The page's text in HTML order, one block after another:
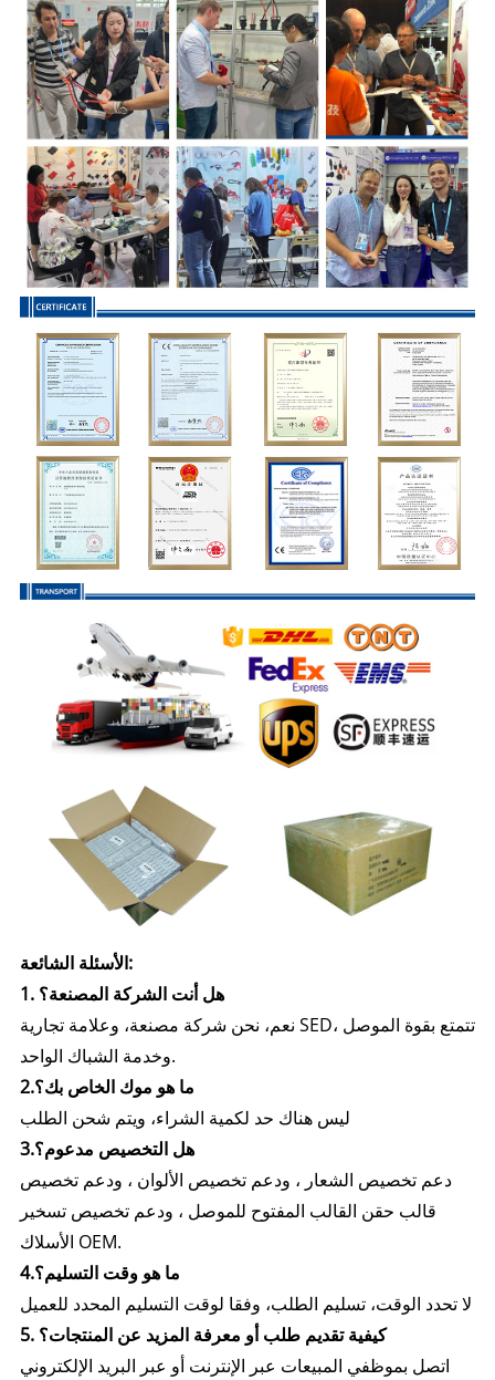
الأسئلة الشائعة:
1. هل أنت الشركة المصنعة؟
نعم، نحن شركة مصنعة، وعلامة تجارية SED، تتمتع بقوة الموصل
وخدمة الشباك الواحد.
2.ما هو موك الخاص بك؟
ليس هناك حد لكمية الشراء، ويتم شحن الطلب
3.هل التخصيص مدعوم؟
دعم تخصيص الشعار ، ودعم تخصيص الألوان ، ودعم تخصيص
قالب حقن القالب المفتوح للموصل ، ودعم تخصيص تسخير
الأسلاك OEM.
4.ما هو وقت التسليم؟
لا تحدد الوقت، تسليم الطلب، وفقا لوقت التسليم المحدد للعميل
5. كيفية تقديم طلب أو معرفة المزيد عن المنتجات؟
اتصل بموظفي المبيعات عبر الإنترنت أو عبر البريد الإلكتروني